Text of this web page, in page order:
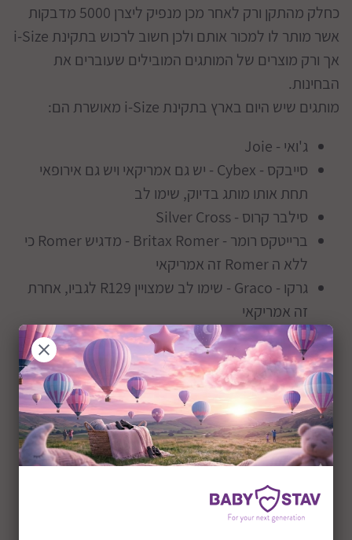
כחלק מהתקן ורק לאחר מכן מנפיק ליצרן 5000 מדבקות
אשר מותר לו למכור אותם ולכן חשוב לרכוש בתקינת i-Size
אך ורק מוצרים של המותגים המובילים שעוברים את
הבחינות.
מותגים שיש היום בארץ בתקינת i-Size מאושרת הם:
ג'ואי - Joie
סייבקס - Cybex - יש גם אמריקאי ויש גם אירופאי
תחת אותו מותג בדיוק, שימו לב
סילבר קרוס - Silver Cross
ברייטקס רומר - Britax Romer - מדגיש Romer כי
ללא ה Romer זה אמריקאי
גרקו - Graco - שימו לב שמצויין R129 לגביו, אחרת
זה אמריקאי
בי סייף - Be Safe
נונה - Nuna
מקסי קוזי - Maxi Cosi - יש גם אמריקאי ויש גם
אירופאי תחת אותו מותג בדיוק, שימו לב
ריקרו - Recaro
קינדרקראפט - Kinderkraft
בבה קונפורט - Bebe Confort